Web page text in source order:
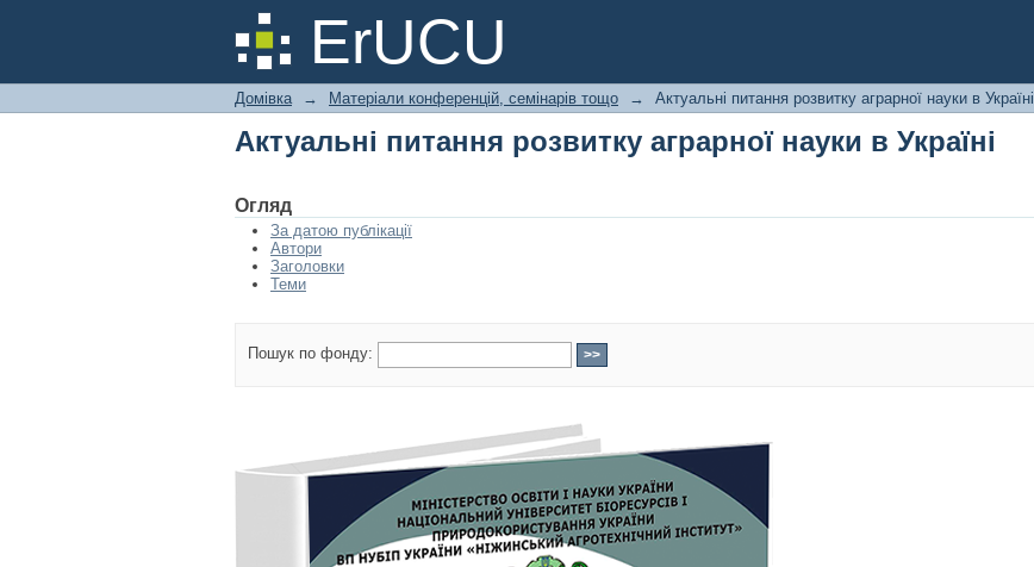
ErUCU
Актуальні питання розвитку аграрної науки в Україні
Домівка → Матеріали конференцій, семінарів тощо → Актуальні питання розвитку аграрної науки в Україні
Актуальні питання розвитку аграрної науки в Україні
Огляд
За датою публікації
Автори
Заголовки
Теми
Пошук по фонду: